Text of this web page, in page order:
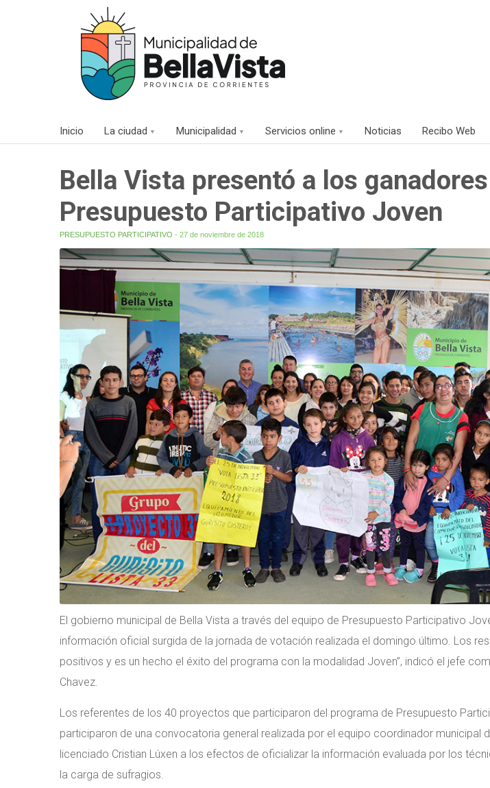
Inicio La ciudad Municipalidad Servicios online Noticias Recibo Web
Bella Vista presentó a los
Presupuesto Participativo Joven
PRESUPUESTO PARTICIPATIVO - 27 de noviembre de 2018
El gobierno municipal de Bella Vista a través del equipo de Presupuesto Participativo
información oficial surgida de la jornada de votación realizada el domingo último. Los
positivos y es un hecho el éxito del programa con la modalidad Joven”, indicó el jefe
Chavez.
Los referentes de los 40 proyectos que participaron del programa de Presupuesto
participaron de una convocatoria general realizada por el equipo coordinador municipal
licenciado Cristian Lúxen a los efectos de oficializar la información evaluada por los
la carga de sufragios.